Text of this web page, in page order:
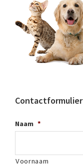
Contactformulier
Naam *
Voornaam